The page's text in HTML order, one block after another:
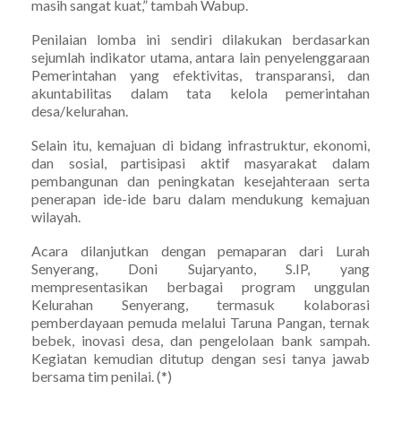
masih sangat kuat,” tambah Wabup.
Penilaian lomba ini sendiri dilakukan berdasarkan
sejumlah indikator utama, antara lain penyelenggaraan
Pemerintahan yang efektivitas, transparansi, dan
akuntabilitas dalam tata kelola pemerintahan
desa/kelurahan.
Selain itu, kemajuan di bidang infrastruktur, ekonomi,
dan sosial, partisipasi aktif masyarakat dalam
pembangunan dan peningkatan kesejahteraan serta
penerapan ide-ide baru dalam mendukung kemajuan
wilayah.
Acara dilanjutkan dengan pemaparan dari Lurah
Senyerang, Doni Sujaryanto, S.IP, yang
mempresentasikan berbagai program unggulan
Kelurahan Senyerang, termasuk kolaborasi
pemberdayaan pemuda melalui Taruna Pangan, ternak
bebek, inovasi desa, dan pengelolaan bank sampah.
Kegiatan kemudian ditutup dengan sesi tanya jawab
bersama tim penilai. (*)